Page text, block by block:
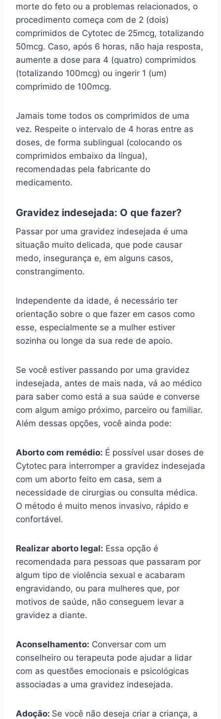
morte do feto ou a problemas relacionados, o
procedimento começa com de 2 (dois)
comprimidos de Cytotec de 25mcg, totalizando
50mcg. Caso, após 6 horas, não haja resposta,
aumente a dose para 4 (quatro) comprimidos
(totalizando 100mcg) ou ingerir 1 (um)
comprimido de 100mcg.
Jamais tome todos os comprimidos de uma
vez. Respeite o intervalo de 4 horas entre as
doses, de forma sublingual (colocando os
comprimidos embaixo da língua),
recomendadas pela fabricante do
medicamento.
Gravidez indesejada: O que fazer?
Passar por uma gravidez indesejada é uma
situação muito delicada, que pode causar
medo, insegurança e, em alguns casos,
constrangimento.
Independente da idade, é necessário ter
orientação sobre o que fazer em casos como
esse, especialmente se a mulher estiver
sozinha ou longe da sua rede de apoio.
Se você estiver passando por uma gravidez
indesejada, antes de mais nada, vá ao médico
para saber como está a sua saúde e converse
com algum amigo próximo, parceiro ou familiar.
Além dessas opções, você ainda pode:
Aborto com remédio: É possível usar doses de
Cytotec para interromper a gravidez indesejada
com um aborto feito em casa, sem a
necessidade de cirurgias ou consulta médica.
O método é muito menos invasivo, rápido e
confortável.
Realizar aborto legal: Essa opção é
recomendada para pessoas que passaram por
algum tipo de violência sexual e acabaram
engravidando, ou para mulheres que, por
motivos de saúde, não conseguem levar a
gravidez a diante.
Aconselhamento: Conversar com um
conselheiro ou terapeuta pode ajudar a lidar
com as questões emocionais e psicológicas
associadas a uma gravidez indesejada.
Adoção: Se você não deseja criar a criança, a